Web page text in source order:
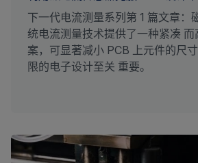
下一代电流测量系列第 1 篇文章：
统电流测量技术提供了一种紧凑 而
案，可显著减小 PCB 上元件的尺
限的电子设计至关 重要。